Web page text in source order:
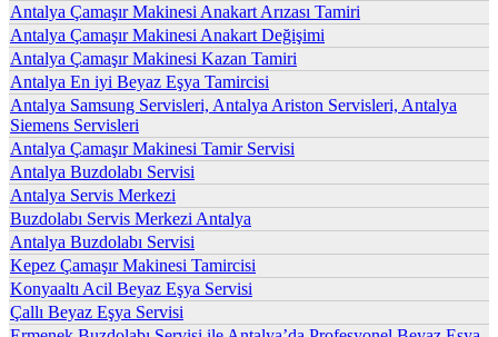
Antalya Çamaşır Makinesi Anakart Arızası Tamiri
Antalya Çamaşır Makinesi Anakart Değişimi
Antalya Çamaşır Makinesi Kazan Tamiri
Antalya En iyi Beyaz Eşya Tamircisi
Antalya Samsung Servisleri, Antalya Ariston Servisleri, Antalya
Siemens Servisleri
Antalya Çamaşır Makinesi Tamir Servisi
Antalya Buzdolabı Servisi
Antalya Servis Merkezi
Buzdolabı Servis Merkezi Antalya
Antalya Buzdolabı Servisi
Kepez Çamaşır Makinesi Tamircisi
Konyaaltı Acil Beyaz Eşya Servisi
Çallı Beyaz Eşya Servisi